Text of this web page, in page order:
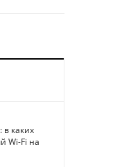
каких
Wi-Fi на